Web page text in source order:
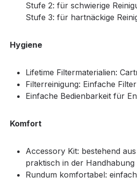
Stufe 2: für schwierige
Stufe 3: für hartnäckige
Hygiene
Lifetime Filtermaterialien:
Filterreinigung: Einfache
Einfache Bedienbarkeit für
Komfort
Accessory Kit: bestehend
praktisch in der Handhabung
Rundum komfortabel: